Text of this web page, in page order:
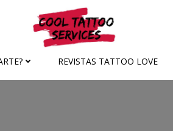
REVISTAS TATTOO LOVE